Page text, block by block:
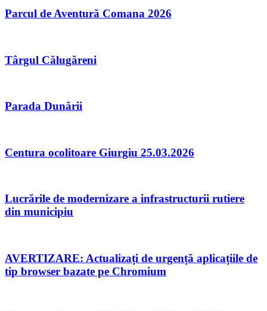
Parcul de Aventură Comana 2026
Târgul Călugăreni
Parada Dunării
Centura ocolitoare Giurgiu 25.03.2026
Lucrările de modernizare a infrastructurii rutiere
din municipiu
AVERTIZARE: Actualizați de urgență aplicațiile de
tip browser bazate pe Chromium